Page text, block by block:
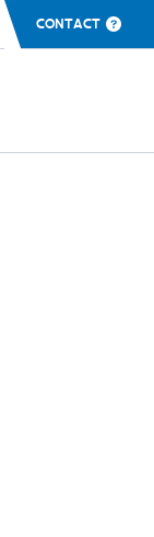
CONTACT